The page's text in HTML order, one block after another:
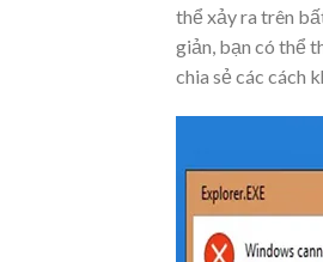
thể xảy ra trên
giản, bạn có thể
chia sẻ các cách